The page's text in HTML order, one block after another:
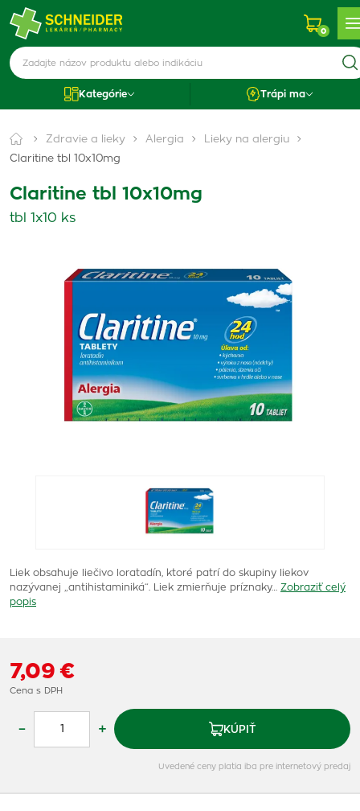
0
Kategórie Trápi ma
Zdravie a lieky Alergia
Lieky na alergiu
Claritine tbl 10x10mg
Claritine tbl 10x10mg
tbl 1x10 ks
Liek obsahuje liečivo loratadín, ktoré patrí do skupiny liekov
nazývanej „antihistaminiká“. Liek zmierňuje príznaky…
Zobraziť celý
popis
7,09 €
Cena s DPH
– + KÚPIŤ
Uvedené ceny platia iba pre internetový predaj